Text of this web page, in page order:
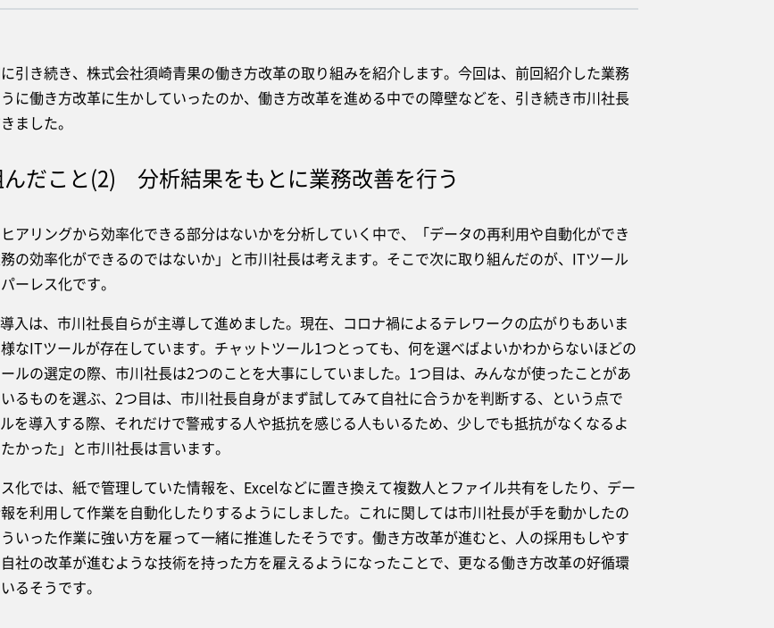
引き続き、株式会社須崎青果の働き方改革の取り組みを紹介します。今回は、前回紹介した業務
に働き方改革に生かしていったのか、働き方改革を進める中での障壁などを、引き続き市川社長
ました。
だこと(2) 分析結果をもとに業務改善を行う
アリングから効率化できる部分はないかを分析していく中で、「データの再利用や自動化ができ
の効率化ができるのではないか」と市川社長は考えます。そこで次に取り組んだのが、ITツール
ーレス化です。
入は、市川社長自らが主導して進めました。現在、コロナ禍によるテレワークの広がりもあいま
なITツールが存在しています。チャットツール1つとっても、何を選べばよいかわからないほどの
ルの選定の際、市川社長は2つのことを大事にしていました。1つ目は、みんなが使ったことがあ
るものを選ぶ、2つ目は、市川社長自身がまず試してみて自社に合うかを判断する、という点で
を導入する際、それだけで警戒する人や抵抗を感じる人もいるため、少しでも抵抗がなくなるよ
かった」と市川社長は言います。
化では、紙で管理していた情報を、Excelなどに置き換えて複数人とファイル共有をしたり、デー
を利用して作業を自動化したりするようにしました。これに関しては市川社長が手を動かしたの
いった作業に強い方を雇って一緒に推進したそうです。働き方改革が進むと、人の採用もしやす
社の改革が進むような技術を持った方を雇えるようになったことで、更なる働き方改革の好循環
るそうです。